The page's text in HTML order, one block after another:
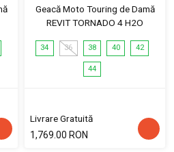
Geacă Moto Touring de Damă
REVIT TORNADO 4 H2O
34 36 38 40 42
44
Livrare Gratuită
1,769.00 RON